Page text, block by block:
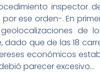
inspector
ese orden-. En
de
que de las 18
económicos
parecer excesivo…